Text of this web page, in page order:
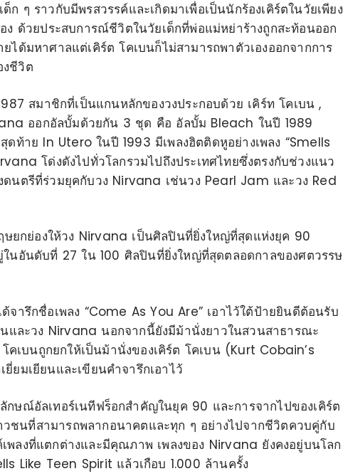
ๆ ราวกับมีพรสวรรค์และเกิดมาเพื่อเป็นนักร้องเคิร์ตในวัยเพียง
ง ด้วยประสบการณ์ชีวิตในวัยเด็กที่พ่อแม่หย่าร้างถูกสะท้อนออก
ได้มหาศาลแต่เคิร์ต โคเบนก็ไม่สามารถพาตัวเองออกจากการ
งชีวิต
สมาชิกที่เป็นแกนหลักของวงประกอบด้วย เคิร์ท โคเบน ,
ออกอัลบั้มด้วยกัน 3 ชุด คือ อัลบั้ม Bleach ในปี 1989
ท้าย In Utero ในปี 1993 มีเพลงฮิตติดหูอย่างเพลง “Smells
โด่งดังไปทั่วโลกรวมไปถึงประเทศไทยซึ่งตรงกับช่วงแนว
ดนตรีที่ร่วมยุคกับวง Nirvana เช่นวง Pearl Jam และวง Red
ยกย่องให้วง Nirvana เป็นศิลปินที่ยิ่งใหญ่ที่สุดแห่งยุค 90
นอันดับที่ 27 ใน 100 ศิลปินที่ยิ่งใหญ่ที่สุดตลอดกาลของศตวรรษ
จารึกชื่อเพลง “Come As You Are” เอาไว้ใต้ป้ายยินดีต้อนรับ
นและวง Nirvana นอกจากนี้ยังมีม้านั่งยาวในสวนสาธารณะ
เบนถูกยกให้เป็นม้านั่งของเคิร์ต โคเบน (Kurt Cobain’s
ยมเยียนและเขียนคำจารึกเอาไว้
ษณ์อัลเทอร์เนทีฟร็อกสำคัญในยุค 90 และการจากไปของเคิร์ต
ชนที่สามารถพลากอนาคตและทุก ๆ อย่างไปจากชีวิตควบคู่กับ
พลงที่แตกต่างและมีคุณภาพ เพลงของ Nirvana ยังคงอยู่บนโลก
Like Teen Spirit แล้วเกือบ 1.000 ล้านครั้ง